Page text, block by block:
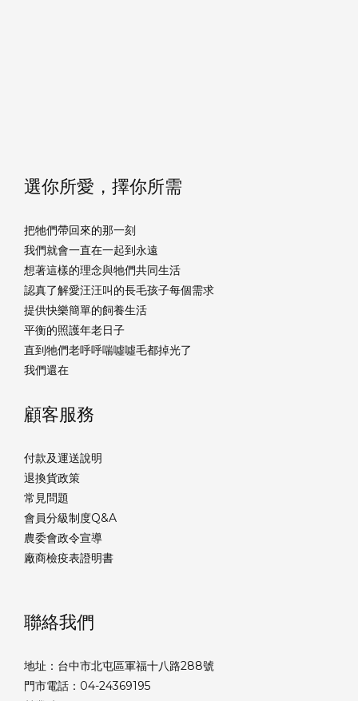
選你所愛，擇你所需
把牠們帶回來的那一刻
我們就會一直在一起到永遠
想著這樣的理念與牠們共同生活
認真了解愛汪汪叫的長毛孩子每個需求
提供快樂簡單的飼養生活
平衡的照護年老日子
直到牠們老呼呼喘噓噓毛都掉光了
我們還在
顧客服務
付款及運送說明
退換貨政策
常見問題
會員分級制度Q&A
農委會政令宣導
廠商檢疫表證明書
聯絡我們
地址：台中市北屯區軍福十八路288號
門市電話：04-24369195